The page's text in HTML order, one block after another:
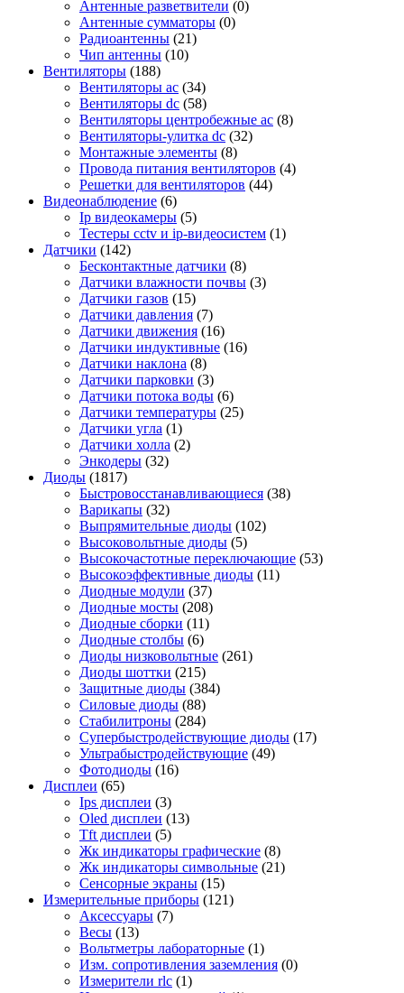
Антенные разветвители (0)
Антенные сумматоры (0)
Радиоантенны (21)
Чип антенны (10)
Вентиляторы (188)
Вентиляторы ac (34)
Вентиляторы dc (58)
Вентиляторы центробежные ac (8)
Вентиляторы-улитка dc (32)
Монтажные элементы (8)
Провода питания вентиляторов (4)
Решетки для вентиляторов (44)
Видеонаблюдение (6)
Ip видеокамеры (5)
Тестеры cctv и ip-видеосистем (1)
Датчики (142)
Бесконтактные датчики (8)
Датчики влажности почвы (3)
Датчики газов (15)
Датчики давления (7)
Датчики движения (16)
Датчики индуктивные (16)
Датчики наклона (8)
Датчики парковки (3)
Датчики потока воды (6)
Датчики температуры (25)
Датчики угла (1)
Датчики холла (2)
Энкодеры (32)
Диоды (1817)
Быстровосстанавливающиеся (38)
Варикапы (32)
Выпрямительные диоды (102)
Высоковольтные диоды (5)
Высокочастотные переключающие (53)
Высокоэффективные диоды (11)
Диодные модули (37)
Диодные мосты (208)
Диодные сборки (11)
Диодные столбы (6)
Диоды низковольтные (261)
Диоды шоттки (215)
Защитные диоды (384)
Силовые диоды (88)
Стабилитроны (284)
Супербыстродействующие диоды (17)
Ультрабыстродействующие (49)
Фотодиоды (16)
Дисплеи (65)
Ips дисплеи (3)
Oled дисплеи (13)
Tft дисплеи (5)
Жк индикаторы графические (8)
Жк индикаторы символьные (21)
Сенсорные экраны (15)
Измерительные приборы (121)
Аксессуары (7)
Весы (13)
Вольтметры лабораторные (1)
Изм. сопротивления заземления (0)
Измерители rlc (1)